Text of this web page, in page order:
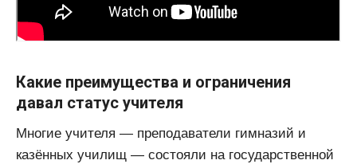
Какие преимущества и ограничения
давал статус учителя
Многие учителя — преподаватели гимназий и
казённых училищ — состояли на государственной